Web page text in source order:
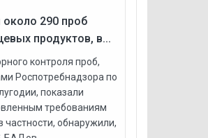
290 проб
продуктов, в...
контроля проб,
Роспотребнадзора по
показали
требованиям
частности, обнаружили,